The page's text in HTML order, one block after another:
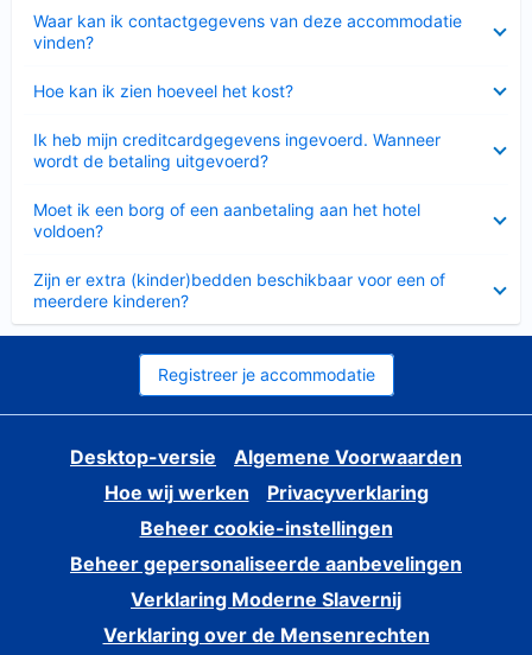
Waar kan ik contactgegevens van deze accommodatie
vinden?
Hoe kan ik zien hoeveel het kost?
Ik heb mijn creditcardgegevens ingevoerd. Wanneer
wordt de betaling uitgevoerd?
Moet ik een borg of een aanbetaling aan het hotel
voldoen?
Zijn er extra (kinder)bedden beschikbaar voor een of
meerdere kinderen?
Registreer je accommodatie
Desktop-versie
Algemene Voorwaarden
Hoe wij werken
Privacyverklaring
Beheer cookie-instellingen
Beheer gepersonaliseerde aanbevelingen
Verklaring Moderne Slavernij
Verklaring over de Mensenrechten